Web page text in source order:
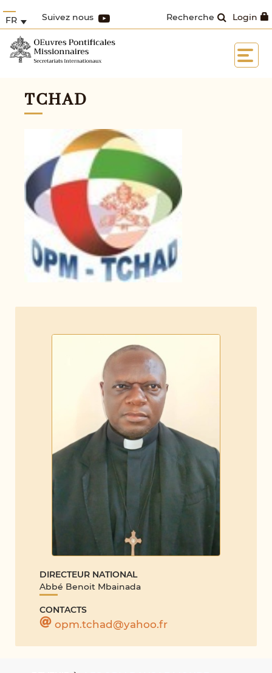
Login
Recherche
Suivez nous
FR
TCHAD
DIRECTEUR NATIONAL
Abbé Benoit Mbainada
CONTACTS
opm.tchad@yahoo.fr